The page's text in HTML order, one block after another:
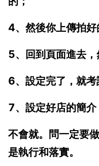
4、然後你上傳拍
5、回到頁面進去，
6、設定完了，就考
7、設定好店的簡介
不會就。問一定要
是執行和落實。